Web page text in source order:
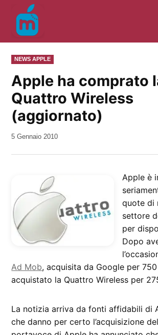
contenuto
PUBBLICATO
IN
NEWS APPLE
Apple ha comprato
Quattro Wireless
(aggiornato)
da
5 Gennaio 2010
Apple è
quote di
settore
per
Dopo
Ad Mob, acquisita da Google per
acquistato la Quattro Wireless per
La notizia arriva da fonti affidabili di
che danno per certo l’acquisizione